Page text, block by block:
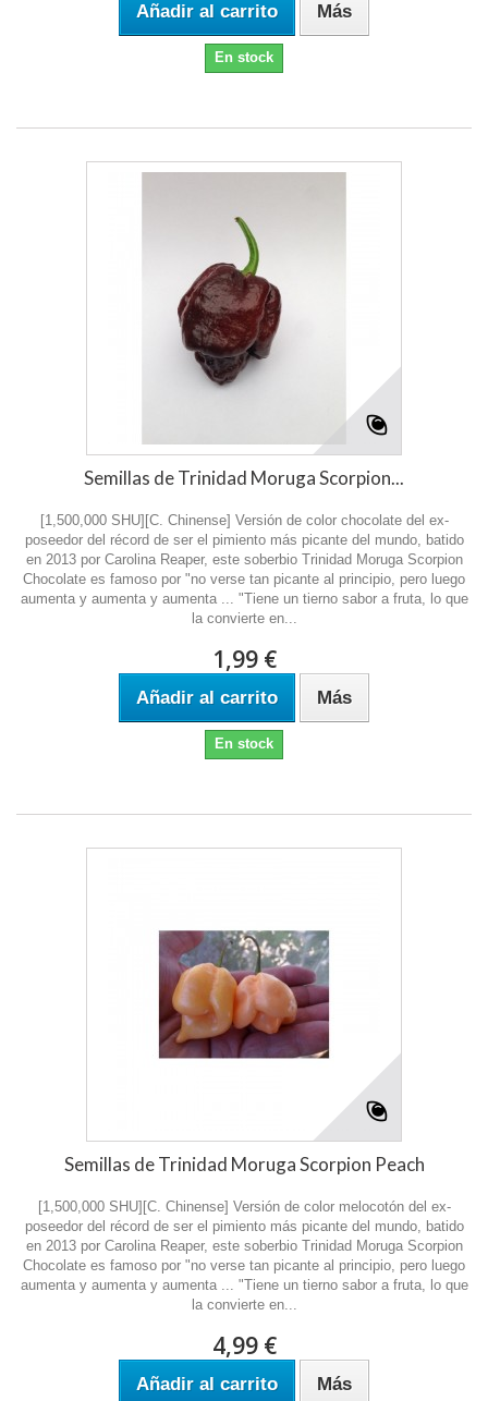
Añadir al carrito Más
En stock
Semillas de Trinidad Moruga Scorpion...
[1,500,000 SHU][C. Chinense] Versión de color chocolate del ex-
poseedor del récord de ser el pimiento más picante del mundo, batido
en 2013 por Carolina Reaper, este soberbio Trinidad Moruga Scorpion
Chocolate es famoso por "no verse tan picante al principio, pero luego
aumenta y aumenta y aumenta ... "Tiene un tierno sabor a fruta, lo que
la convierte en...
1,99 €
Añadir al carrito Más
En stock
Semillas de Trinidad Moruga Scorpion Peach
[1,500,000 SHU][C. Chinense] Versión de color melocotón del ex-
poseedor del récord de ser el pimiento más picante del mundo, batido
en 2013 por Carolina Reaper, este soberbio Trinidad Moruga Scorpion
Chocolate es famoso por "no verse tan picante al principio, pero luego
aumenta y aumenta y aumenta ... "Tiene un tierno sabor a fruta, lo que
la convierte en...
4,99 €
Añadir al carrito Más